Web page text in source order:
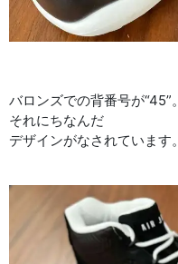
バロンズでの背番号が“45”。
それにちなんだ
デザインがなされています。